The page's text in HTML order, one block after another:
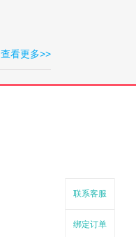
查看更多>>
联系客服
绑定订单